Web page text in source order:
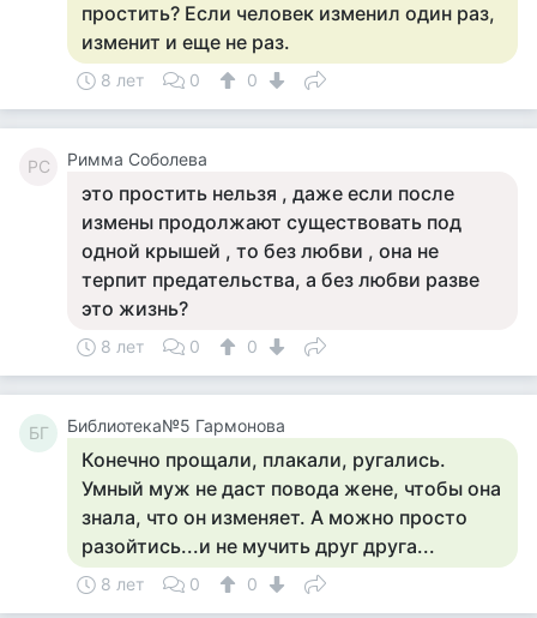
простить? Если человек изменил один раз,
изменит и еще не раз.
8 лет 0 0
РС Римма Соболева
это простить нельзя , даже если после
измены продолжают существовать под
одной крышей , то без любви , она не
терпит предательства, а без любви разве
это жизнь?
8 лет 0 0
БГ Библиотека№5 Гармонова
Конечно прощали, плакали, ругались.
Умный муж не даст повода жене, чтобы она
знала, что он изменяет. А можно просто
разойтись...и не мучить друг друга...
8 лет 0 0